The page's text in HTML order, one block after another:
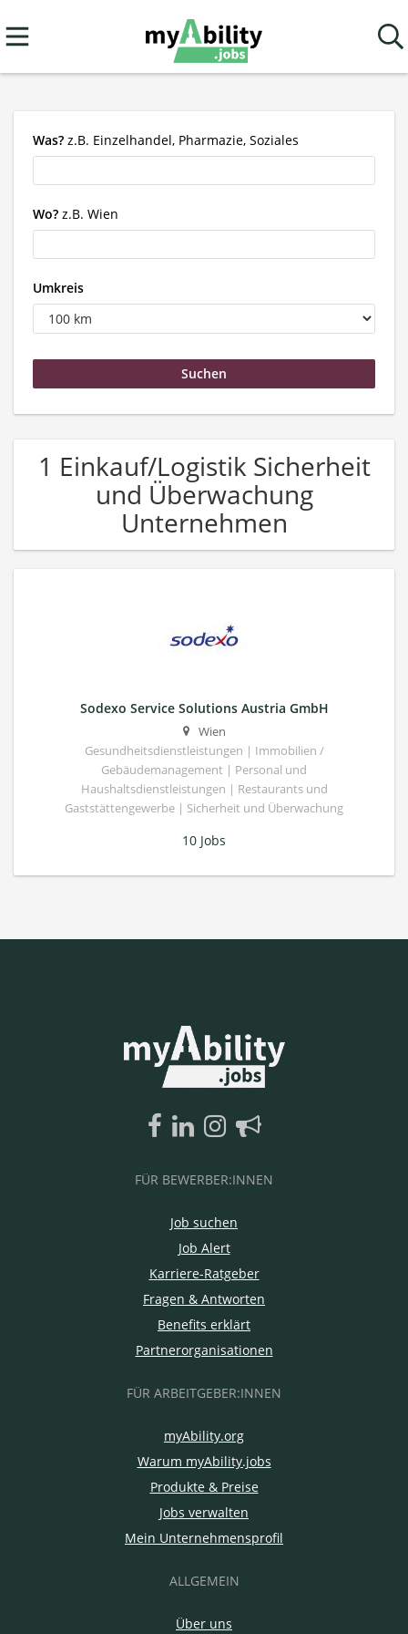
Was? z.B. Einzelhandel, Pharmazie, Soziales
Wo? z.B. Wien
Umkreis
1 Einkauf/Logistik Sicherheit
und Überwachung
Unternehmen
Sodexo Service Solutions Austria GmbH
Wien
Gesundheitsdienstleistungen | Immobilien /
Gebäudemanagement | Personal und
Haushaltsdienstleistungen | Restaurants und
Gaststättengewerbe | Sicherheit und Überwachung
10 Jobs
FÜR BEWERBER:INNEN
Job suchen
Job Alert
Karriere-Ratgeber
Fragen & Antworten
Benefits erklärt
Partnerorganisationen
FÜR ARBEITGEBER:INNEN
myAbility.org
Warum myAbility.jobs
Produkte & Preise
Jobs verwalten
Mein Unternehmensprofil
ALLGEMEIN
Über uns